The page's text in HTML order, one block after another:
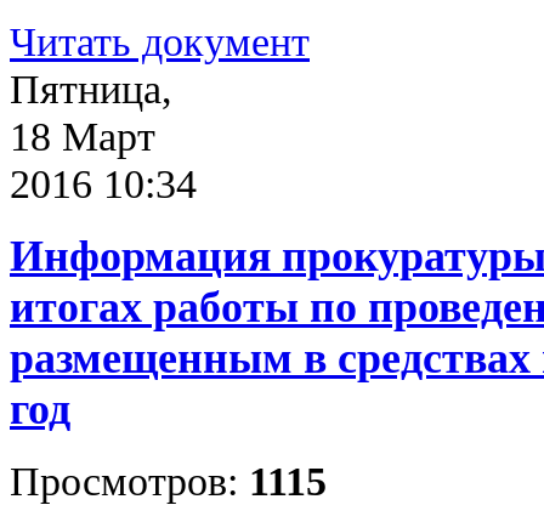
Читать документ
Пятница,
18 Март
2016 10:34
Информация
итогах работы по
размещенным в
год
Просмотров: 1115